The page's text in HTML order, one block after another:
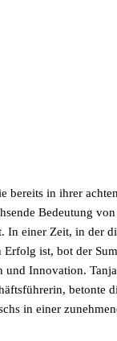
bereits in ihrer
Bedeutung
In einer Zeit, in der
Erfolg ist, bot der
und Innovation.
betonte
in einer